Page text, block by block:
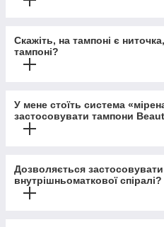
Скажіть, на тампоні є
тампоні?
У мене стоїть система
застосовувати тампони
Дозволяється
внутрішньоматкової спіралі?